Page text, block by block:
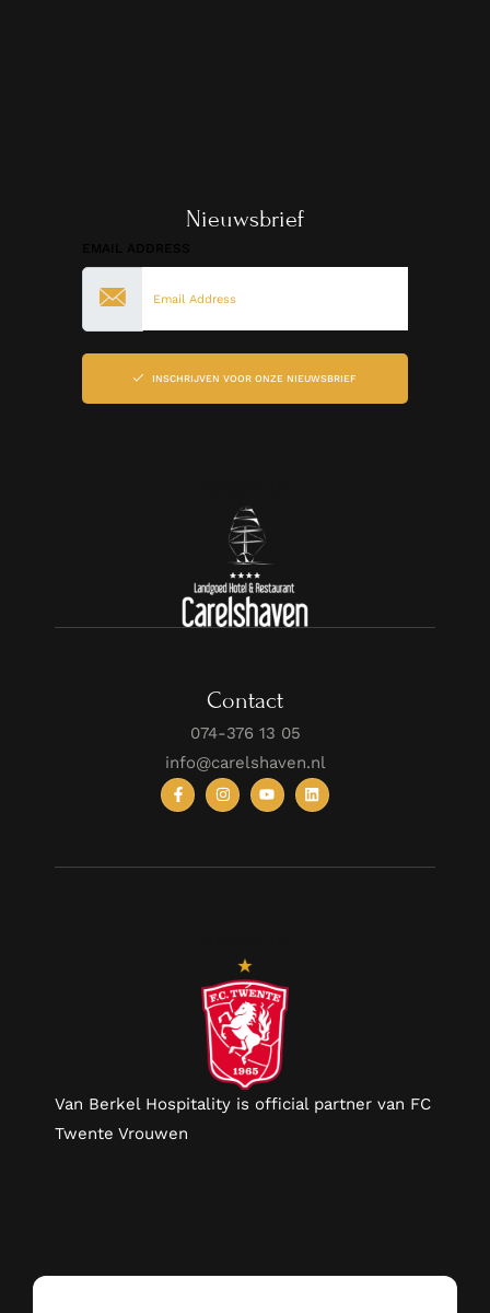
Nieuwsbrief
INSCHRIJVEN VOOR ONZE NIEUWSBRIEF
Contact
074-376 13 05
info@carelshaven.nl
Van Berkel Hospitality is official partner van FC
Twente Vrouwen